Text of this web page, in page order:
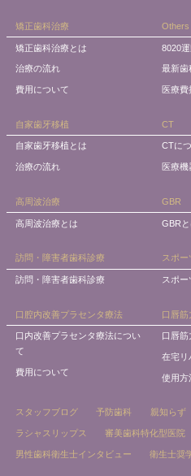
矯正歯科治療
矯正歯科治療とは
治療の流れ
費用について
Others
8020
最新歯
医療
自家歯牙移植
自家歯牙移植とは
治療の流れ
CT
CTに
医療
高周波治療
高周波治療とは
GBR
GBRと
訪問・障害者歯科診療
訪問・障害者歯科診療
スポー
スポ
口腔内改善プラセンタ療法
口内改善プラセンタ療法につい
て
費用について
口唇筋
口唇筋
在宅リ
使用方
スタッフブログ 予防歯科 親知らず
ラシャスリップス 審美歯科特化型医院
男性歯科衛生士インタビュー 衛生士奨